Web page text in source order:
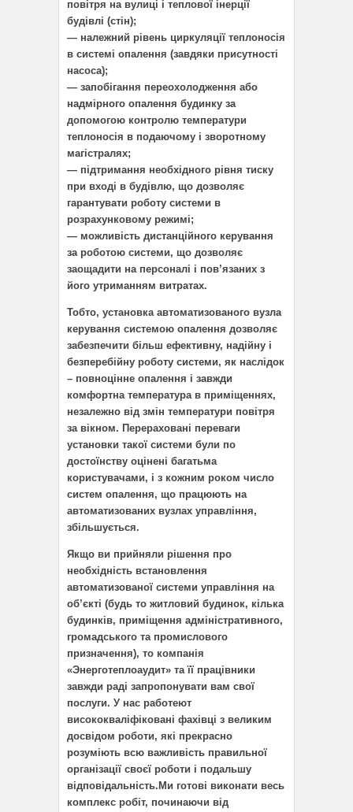
повітря на вулиці і теплової інерції
будівлі (стін);
— належний рівень циркуляції теплоносія
в системі опалення (завдяки присутності
насоса);
— запобігання переохолодження або
надмірного опалення будинку за
допомогою контролю температури
теплоносія в подаючому і зворотному
магістралях;
— підтримання необхідного рівня тиску
при вході в будівлю, що дозволяє
гарантувати роботу системи в
розрахунковому режимі;
— можливість дистанційного керування
за роботою системи, що дозволяє
заощадити на персоналі і пов’язаних з
його утриманням витратах.
Тобто, установка автоматизованого вузла
керування системою опалення дозволяє
забезпечити більш ефективну, надійну і
безперебійну роботу системи, як наслідок
– повноцінне опалення і завжди
комфортна температура в приміщеннях,
незалежно від змін температури повітря
за вікном. Перераховані переваги
установки такої системи були по
достоїнству оцінені багатьма
користувачами, і з кожним роком число
систем опалення, що працюють на
автоматизованих вузлах управління,
збільшується.
Якщо ви прийняли рішення про
необхідність встановлення
автоматизованої системи управління на
об’єкті (будь то житловий будинок, кілька
будинків, приміщення адміністративного,
громадського та промислового
призначення), то компанія
«Энерготеплоаудит» та її працівники
завжди раді запропонувати вам свої
послуги. У нас работеют
висококваліфіковані фахівці з великим
досвідом роботи, які прекрасно
розуміють всю важливість правильної
організації своєї роботи і подальшу
відповідальність.Ми готові виконати весь
комплекс робіт, починаючи від